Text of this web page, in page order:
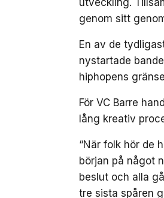
utveckling.
genom sitt
En av de
nystartade
hiphopens
För VC Barre
lång kreativ
“När folk hör de
början på något
beslut och alla
tre sista spåren